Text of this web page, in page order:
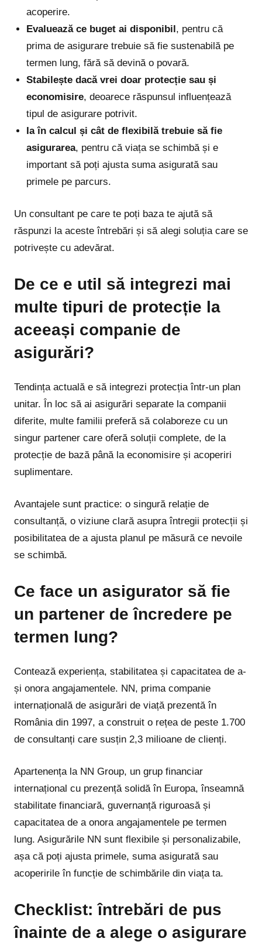
acoperire.
Evaluează ce buget ai disponibil , pentru că
prima de asigurare trebuie să fie sustenabilă pe
termen lung, fără să devină o povară.
Stabilește dacă vrei doar protecție sau și
economisire, deoarece răspunsul influențează
tipul de asigurare potrivit.
Ia în calcul și cât de flexibilă trebuie să fie
asigurarea, pentru că viața se schimbă și e
important să poți ajusta suma asigurată sau
primele pe parcurs.
Un consultant pe care te poți baza te ajută să
răspunzi la aceste întrebări și să alegi soluția care se
potrivește cu adevărat.
De ce e util să integrezi mai
multe tipuri de protecție la
aceeași companie de
asigurări?
Tendința actuală e să integrezi protecția într-un plan
unitar. În loc să ai asigurări separate la companii
diferite, multe familii preferă să colaboreze cu un
singur partener care oferă soluții complete, de la
protecție de bază până la economisire și acoperiri
suplimentare.
Avantajele sunt practice: o singură relație de
consultanță, o viziune clară asupra întregii protecții și
posibilitatea de a ajusta planul pe măsură ce nevoile
se schimbă.
Ce face un asigurator să fie
un partener de încredere pe
termen lung?
Contează experiența, stabilitatea și capacitatea de a-
și onora angajamentele. NN, prima companie
internațională de asigurări de viață prezentă în
România din 1997, a construit o rețea de peste 1.700
de consultanți care susțin 2,3 milioane de clienți.
Apartenența la NN Group, un grup financiar
internațional cu prezență solidă în Europa, înseamnă
stabilitate financiară, guvernanță riguroasă și
capacitatea de a onora angajamentele pe termen
lung. Asigurările NN sunt flexibile și personalizabile,
așa că poți ajusta primele, suma asigurată sau
acoperirile în funcție de schimbările din viața ta.
Checklist: întrebări de pus
înainte de a alege o asigurare